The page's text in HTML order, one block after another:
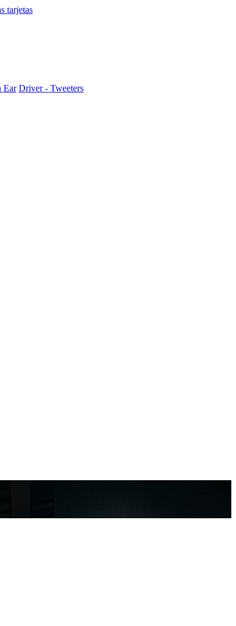
tarjetas
Ear Driver - Tweeters